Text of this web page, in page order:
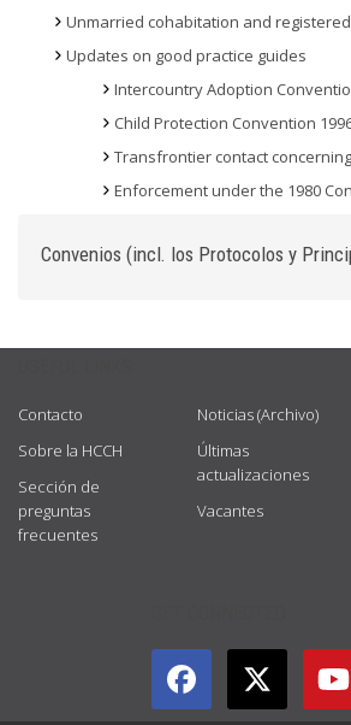
Unmarried cohabitation and
Updates on good practice guides
Intercountry Adoption
Child Protection Convention
Transfrontier contact
Enforcement under the 1980
Convenios (incl. los Protocolos y
Contacto
Sobre la HCCH
Sección de
preguntas
frecuentes
Noticias (Archivo)
Últimas
actualizaciones
Vacantes